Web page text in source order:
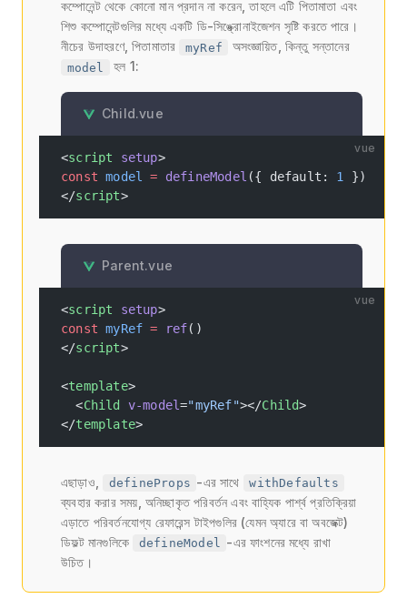
কম্পোনেন্ট থেকে কোনো মান প্রদান না করেন, তাহলে এটি পিতামাতা এবং
শিশু কম্পোনেন্টগুলির মধ্যে একটি ডি-সিঙ্ক্রোনাইজেশন সৃষ্টি করতে পারে।
নীচের উদাহরণে, পিতামাতার
myRef অসংজ্ঞায়িত, কিন্তু সন্তানের
model হল 1:
Child.vue
vue
<script setup>
const model = defineModel ({ default: 1 })
</script>
Parent.vue
vue
<script setup>
const myRef = ref()
</script>
<template>
  <
Child v-model="myRef"></Child>
</template>
এছাড়াও, defineProps -এর সাথে withDefaults
ব্যবহার করার সময়, অনিচ্ছাকৃত পরিবর্তন এবং বাহ্যিক পার্শ্ব প্রতিক্রিয়া
এড়াতে পরিবর্তনযোগ্য রেফারেন্স টাইপগুলির (যেমন অ্যারে বা অবজেক্ট)
ডিফল্ট মানগুলিকে
defineModel -এর ফাংশনের মধ্যে রাখা
উচিত।